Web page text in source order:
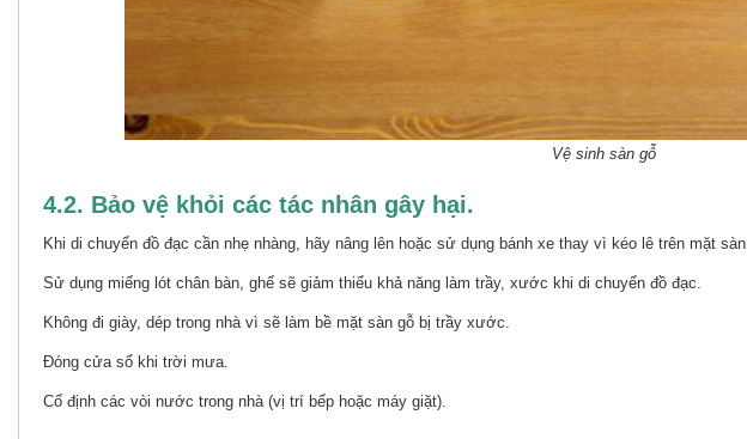
Vệ sinh sàn gỗ
4.2. Bảo vệ khỏi các tác nhân gây hại.
Khi di chuyển đồ đạc cần nhẹ nhàng, hãy nâng lên hoặc sử dụng bánh xe thay vì kéo lê trên mặt sàn.
Sử dụng miếng lót chân bàn, ghế sẽ giảm thiểu khả năng làm trầy, xước khi di chuyển đồ đạc.
Không đi giày, dép trong nhà vì sẽ làm bề mặt sàn gỗ bị trầy xước.
Đóng cửa sổ khi trời mưa.
Cố định các vòi nước trong nhà (vị trí bếp hoặc máy giặt).